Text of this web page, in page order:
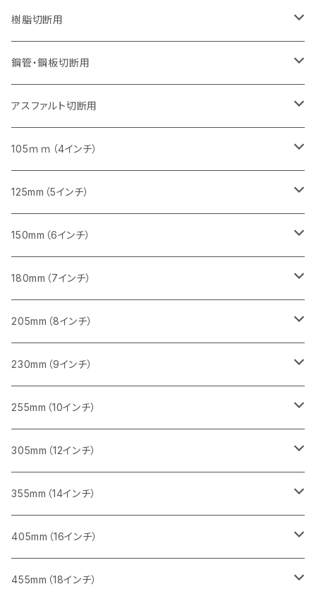
セグメント（特殊凸凹加工チップ）
セグメントタイプ（一般道路カッター用
セグメントタイプ
セグメントタイプ（一般道路カッター用
405mm（16インチ）
セグメントタイプ
セグメントタイプ（一般道路カッター用
455mm（18インチ）
セグメント（一般道路カッター用
埋設鋳鉄管工事対応タイプ
セグメントタイプ
埋設鋳鉄管工事対応タイプ
405mm（16インチ）
セグメントタイプ
埋設鋳鉄管工事対応タイプ
ウェーブタイプ
セグメントタイプ
セグメントタイプ（一般道路カッター用
305mm（12インチ）
セグメント
セグメント（特殊凸凹加工チップ）
355mm（14インチ）
セグメント
セグメント（特殊凸凹加工チップ）
405mm（16インチ）
セグメント
セグメント（一般道路カッター用
473mm（18インチ）
セグメント（一般道路カッター用
セグメントタイプ
230mm（9インチ）
セグメントタイプ
255mm（10インチ）
セグメントタイプ
305mm（12インチ）
セグメント
セグメント（特殊凸凹加工チップ）
355mm（14インチ）
セグメント
セグメント（特殊凸凹加工チップ）
405mm（16インチ）
セグメントタイプ
305mm（12インチ）
砥石（補強綱入り）
355mm（14インチ）
砥石（補強綱入り）
樹脂切断用
305mm（12インチ）
砥石（補強綱入り）
355mm（14インチ）
砥石（補強綱入り）
鋼管・鋼板切断用
305mm（12インチ）
砥石（補強綱入り）
355mm（14インチ）
砥石（補強綱入り）
アスファルト切断用
255ｍｍ（10インチ）
一般道路カッター用
305ｍｍ（12インチ）
一般道路カッター用
355ｍｍ（14インチ）
一般道路カッター用
405mm（16インチ）
一般道路カッター用
455ｍｍ（18インチ）
一般道路カッター用
105ｍｍ（4インチ）
タイル切断用
みかげ石（御影石）切断用
コンクリート切断用
ブロック切断用
レンガ切断用
インターロッキング切断用
鋳鉄管切断用
ヒューム管・U字溝切断用
125mm（5インチ）
タイル切断用
みかげ石（御影石）切断用
コンクリート切断用
ブロック切断用
レンガ切断用
インターロッキング切断用
鋳鉄管切断用
ヒューム管・U字溝切断用
FRP切断用
150mm（6インチ）
みかげ石（御影石）切断用
コンクリート切断用
ブロック切断用
レンガ切断用
インターロッキング切断用
鋳鉄管切断用
ヒューム管・U字溝切断用
180mm（7インチ）
みかげ石（御影石）切断用
コンクリート切断用
ブロック切断用
レンガ切断用
インターロッキング切断用
鋳鉄管切断用
ヒューム管・U字溝切断用
205mm（8インチ）
みかげ石（御影石）切断用
コンクリート切断用
ブロック切断用
レンガ切断用
インターロッキング切断用
鋳鉄管切断用
230mm（9インチ）
みかげ石（御影石）切断用
コンクリート切断用
ブロック切断用
レンガ切断用
インターロッキング切断用
255mm（10インチ）
コンクリート切断用
一般道路カッター用
ブロック切断用
レンガ切断用
インターロッキング切断用
305mm（12インチ）
みかげ石（御影石）切断用
セグメント
セグメント（特殊凹凸加工チップ
鉄筋コンクリート切断用
セグメントタイプ
コンクリート切断用
355mm（14インチ）
みかげ石（御影石）切断用
セグメント
鉄筋コンクリート切断用
405mm（16インチ）
みかげ石（御影石）切断用
455mm（18インチ）